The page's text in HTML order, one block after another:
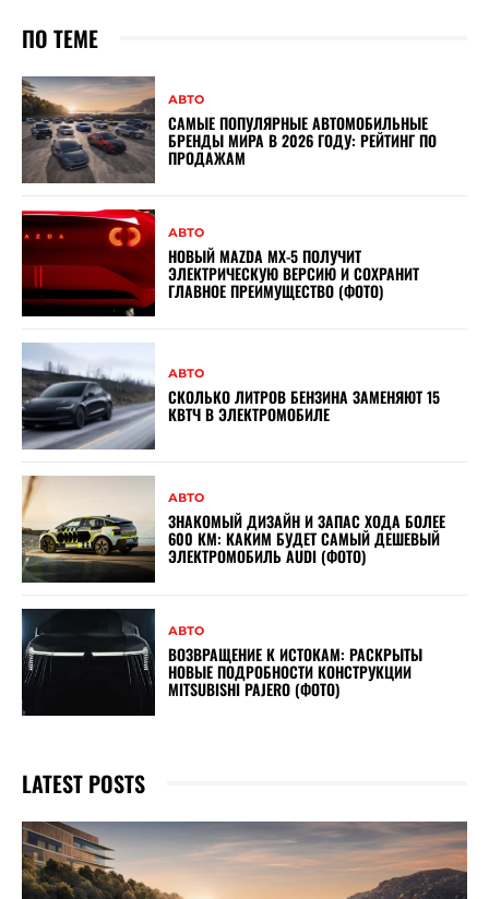
ПО ТЕМЕ
АВТО
САМЫЕ ПОПУЛЯРНЫЕ АВТОМОБИЛЬНЫЕ
БРЕНДЫ МИРА В 2026 ГОДУ: РЕЙТИНГ ПО
ПРОДАЖАМ
АВТО
НОВЫЙ MAZDA MX-5 ПОЛУЧИТ
ЭЛЕКТРИЧЕСКУЮ ВЕРСИЮ И СОХРАНИТ
ГЛАВНОЕ ПРЕИМУЩЕСТВО (ФОТО)
АВТО
СКОЛЬКО ЛИТРОВ БЕНЗИНА ЗАМЕНЯЮТ 15
КВТЧ В ЭЛЕКТРОМОБИЛЕ
АВТО
ЗНАКОМЫЙ ДИЗАЙН И ЗАПАС ХОДА БОЛЕЕ
600 КМ: КАКИМ БУДЕТ САМЫЙ ДЕШЕВЫЙ
ЭЛЕКТРОМОБИЛЬ AUDI (ФОТО)
АВТО
ВОЗВРАЩЕНИЕ К ИСТОКАМ: РАСКРЫТЫ
НОВЫЕ ПОДРОБНОСТИ КОНСТРУКЦИИ
MITSUBISHI PAJERO (ФОТО)
LATEST POSTS